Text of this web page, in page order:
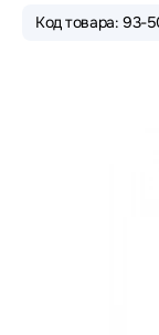
Код товара: 93-